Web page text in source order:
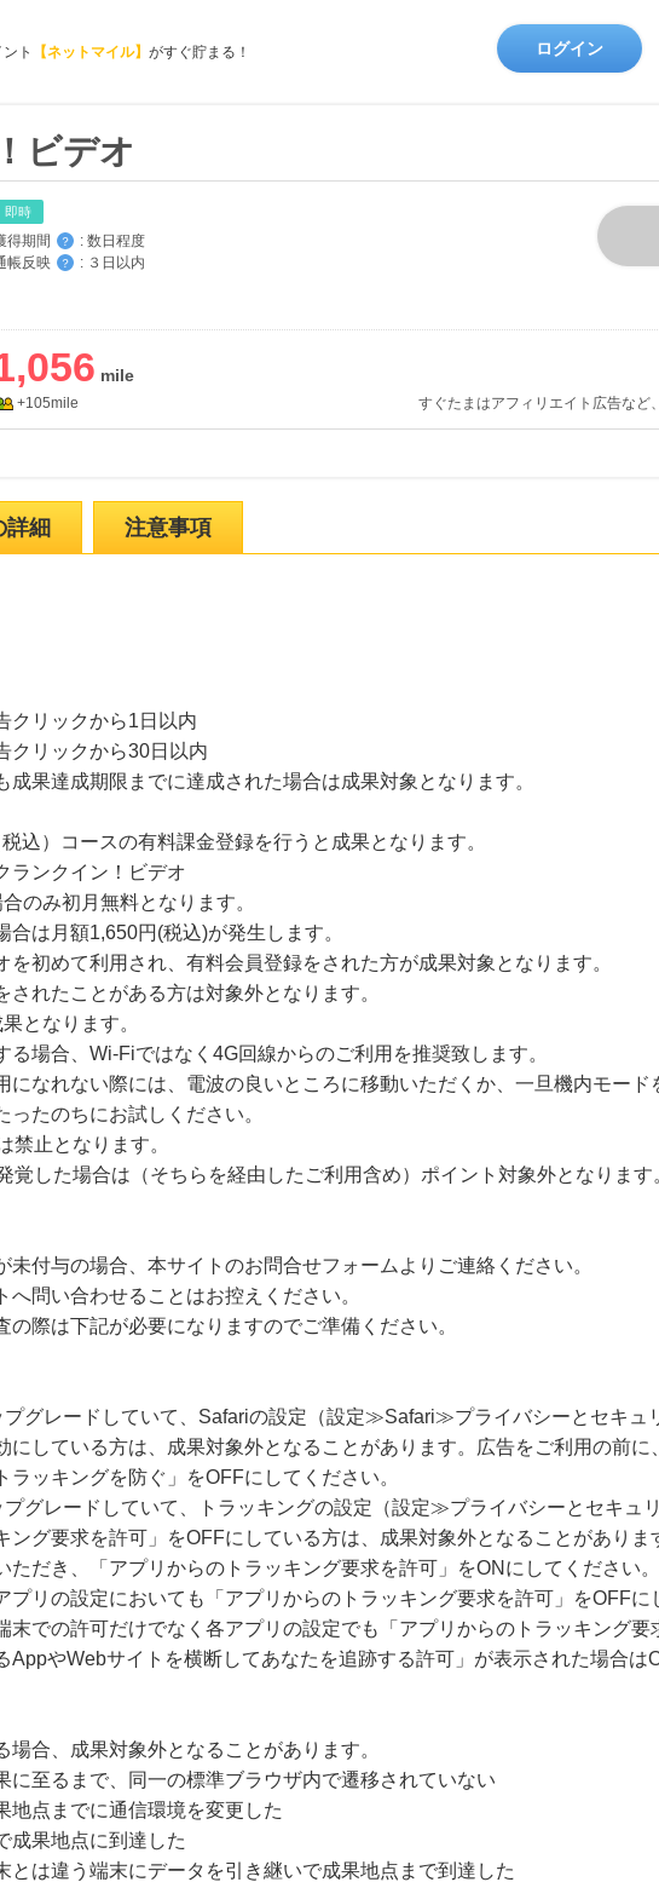
ト 【ネットマイル】 がすぐ貯まる！ ログイン
ビデオ
即時
得期間 ？ : 数日程度
帳反映
？ : ３日以内
+105mile すぐたまはアフィリエイト広告など
詳細 注意事項
リックから1日以内
クリックから30日以内
果達成期限までに達成された場合は成果対象となります。
込）コースの有料課金登録を行うと成果となります。
ランクイン！ビデオ
のみ初月無料となります。
は月額1,650円(税込)が発生します。
初めて利用され、有料会員登録をされた方が成果対象となります。
れたことがある方は対象外となります。
となります。
場合、Wi-Fiではなく4G回線からのご利用を推奨致します。
なれない際には、電波の良いところに移動いただくか、一旦機内モード
たのちにお試しください。
止となります。
覚した場合は（そちらを経由したご利用含め）ポイント対象外となります
未付与の場合、本サイトのお問合せフォームよりご連絡ください。
問い合わせることはお控えください。
の際は下記が必要になりますのでご準備ください。
グレードしていて、Safariの設定（設定≫Safari≫プライバシーとセキュ
にしている方は、成果対象外となることがあります。広告をご利用の前
ラッキングを防ぐ」をOFFにしてください。
グレードしていて、トラッキングの設定（設定≫プライバシーとセキュ
ング要求を許可」をOFFにしている方は、成果対象外となることがあり
ただき、「アプリからのトラッキング要求を許可」をONにしてください。
プリの設定においても「アプリからのトラッキング要求を許可」をOFFに
末での許可だけでなく各アプリの設定でも「アプリからのトラッキング
AppやWebサイトを横断してあなたを追跡する許可」が表示された場合は
場合、成果対象外となることがあります。
に至るまで、同一の標準ブラウザ内で遷移されていない
地点までに通信環境を変更した
成果地点に到達した
とは違う端末にデータを引き継いで成果地点まで到達した